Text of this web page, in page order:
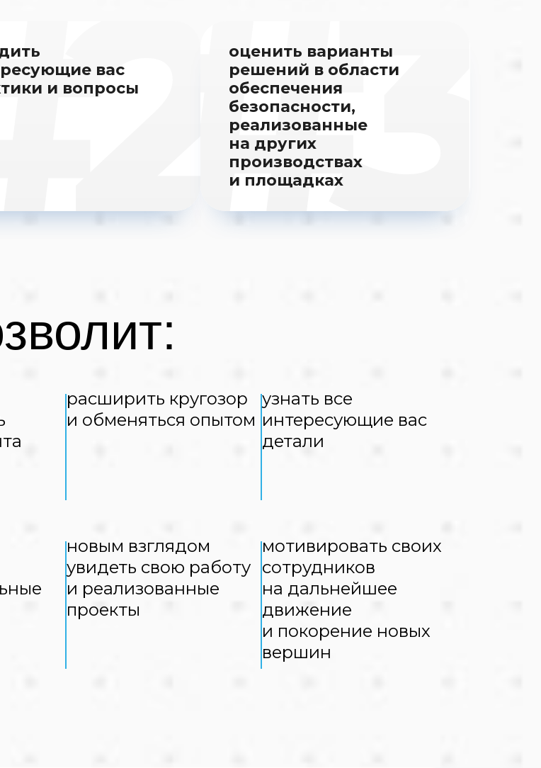
вас
и вопросы
оценить варианты
решений в области
обеспечения
безопасности,
реализованные
на других
производствах
и площадках
расширить кругозор
и обменяться опытом
узнать все
интересующие вас
детали
новым взглядом
увидеть свою работу
и реализованные
проекты
мотивировать своих
сотрудников
на дальнейшее
движение
и покорение новых
вершин